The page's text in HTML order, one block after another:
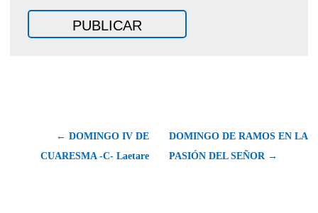
← DOMINGO IV DE
CUARESMA -C- Laetare
DOMINGO DE RAMOS EN LA
PASIÓN DEL SEÑOR →